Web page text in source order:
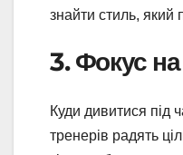
знайти стиль, який
3. Фокус
Куди дивитися під
тренерів радять